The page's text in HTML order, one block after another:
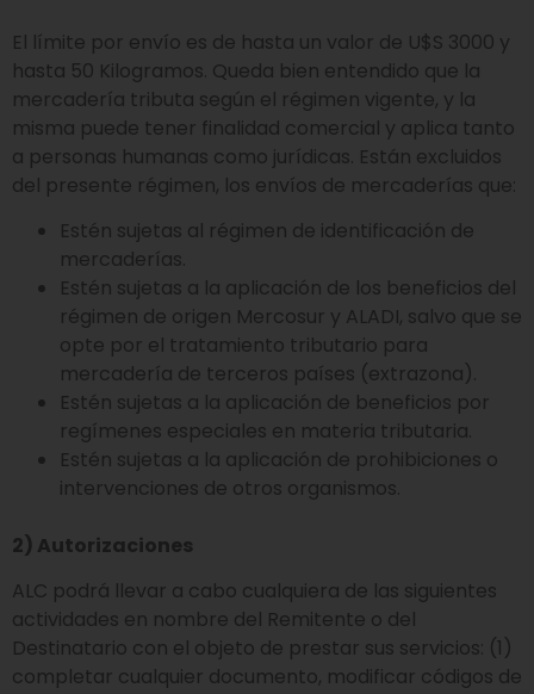
El límite por envío es de hasta un valor de U$S 3000 y
hasta 50 Kilogramos. Queda bien entendido que la
mercadería tributa según el régimen vigente, y la
misma puede tener finalidad comercial y aplica tanto
a personas humanas como jurídicas. Están excluidos
del presente régimen, los envíos de mercaderías que:
Estén sujetas al régimen de identificación de
mercaderías.
Estén sujetas a la aplicación de los beneficios del
régimen de origen Mercosur y ALADI, salvo que se
opte por el tratamiento tributario para
mercadería de terceros países (extrazona).
Estén sujetas a la aplicación de beneficios por
regímenes especiales en materia tributaria.
Estén sujetas a la aplicación de prohibiciones o
intervenciones de otros organismos.
2) Autorizaciones
ALC podrá llevar a cabo cualquiera de las siguientes
actividades en nombre del Remitente o del
Destinatario con el objeto de prestar sus servicios: (1)
completar cualquier documento, modificar códigos de